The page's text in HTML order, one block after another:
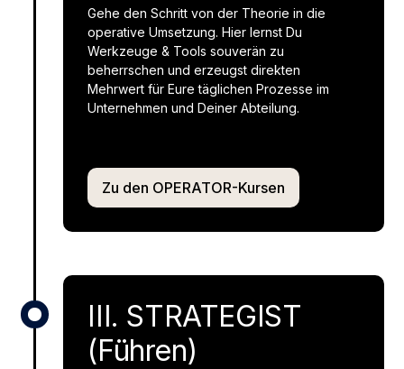
Gehe den Schritt von der Theorie in die
operative Umsetzung. Hier lernst Du
Werkzeuge & Tools souverän zu
beherrschen und erzeugst direkten
Mehrwert für Eure täglichen Prozesse im
Unternehmen und Deiner Abteilung.
Zu den OPERATOR-Kursen
III. STRATEGIST
(Führen)